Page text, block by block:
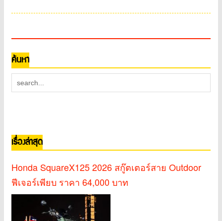
ค้นหา
เรื่องล่าสุด
Honda SquareX125 2026 สกู๊ตเตอร์สาย Outdoor
ฟีเจอร์เพียบ ราคา 64,000 บาท